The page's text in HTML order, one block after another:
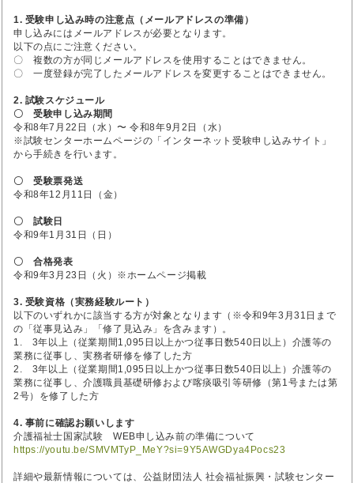
1. 受験申し込み時の注意点（メールアドレスの準備）
申し込みにはメールアドレスが必要となります。
以下の点にご注意ください。
〇 複数の方が同じメールアドレスを使用することはできません。
〇 一度登録が完了したメールアドレスを変更することはできません。
2. 試験スケジュール
〇 受験申し込み期間
令和8年7月22日（水）〜 令和8年9月2日（水）
※試験センターホームページの「インターネット受験申し込みサイト」
から手続きを行います。
〇 受験票発送
令和8年12月11日（金）
〇 試験日
令和9年1月31日（日）
〇 合格発表
令和9年3月23日（火）※ホームページ掲載
3. 受験資格（実務経験ルート）
以下のいずれかに該当する方が対象となります（※令和9年3月31日まで
の「従事見込み」「修了見込み」を含みます）。
1. 3年以上（従業期間1,095日以上かつ従事日数540日以上）介護等の
業務に従事し、実務者研修を修了した方
2. 3年以上（従業期間1,095日以上かつ従事日数540日以上）介護等の
業務に従事し、介護職員基礎研修および喀痰吸引等研修（第1号または第
2号）を修了した方
4. 事前に確認お願いします
介護福祉士国家試験 WEB申し込み前の準備について
https://youtu.be/SMVMTyP_MeY?si=9Y5AWGDya4Pocs23
詳細や最新情報については、公益財団法人 社会福祉振興・試験センター